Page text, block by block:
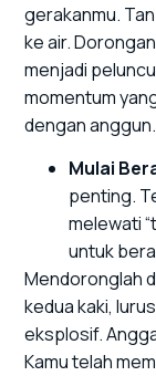
gerakanmu.
ke air.
menjadi
momentum
dengan anggun.
Mulai
penting.
melewati
untuk
Mendoronglah
kedua kaki,
eksplosif.
Kamu telah